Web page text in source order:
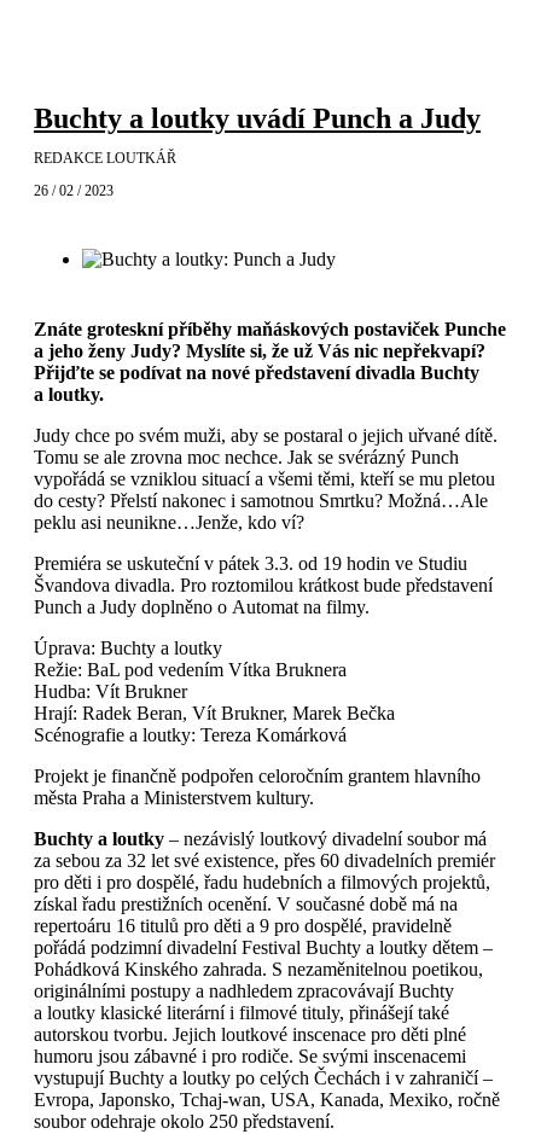
Buchty a loutky uvádí Punch a Judy
REDAKCE LOUTKÁŘ
26 / 02 / 2023
Znáte groteskní příběhy maňáskových postaviček Punche
a jeho ženy Judy? Myslíte si, že už Vás nic nepřekvapí?
Přijďte se podívat na nové představení divadla Buchty
a loutky.
Judy chce po svém muži, aby se postaral o jejich uřvané dítě.
Tomu se ale zrovna moc nechce. Jak se svérázný Punch
vypořádá se vzniklou situací a všemi těmi, kteří se mu pletou
do cesty? Přelstí nakonec i samotnou Smrtku? Možná…Ale
peklu asi neunikne…Jenže, kdo ví?
Premiéra se uskuteční v pátek 3.3. od 19 hodin ve Studiu
Švandova divadla. Pro roztomilou krátkost bude představení
Punch a Judy doplněno o Automat na filmy.
Úprava: Buchty a loutky
Režie: BaL pod vedením Vítka Bruknera
Hudba: Vít Brukner
Hrají: Radek Beran, Vít Brukner, Marek Bečka
Scénografie a loutky: Tereza Komárková
Projekt je finančně podpořen celoročním grantem hlavního
města Praha a Ministerstvem kultury.
Buchty a loutky– nezávislý loutkový divadelní soubor má
za sebou za 32 let své existence, přes 60 divadelních premiér
pro děti i pro dospělé, řadu hudebních a filmových projektů,
získal řadu prestižních ocenění. V současné době má na
repertoáru 16 titulů pro děti a 9 pro dospělé, pravidelně
pořádá podzimní divadelní Festival Buchty a loutky dětem –
Pohádková Kinského zahrada. S nezaměnitelnou poetikou,
originálními postupy a nadhledem zpracovávají Buchty
a loutky klasické literární i filmové tituly, přinášejí také
autorskou tvorbu. Jejich loutkové inscenace pro děti plné
humoru jsou zábavné i pro rodiče. Se svými inscenacemi
vystupují Buchty a loutky po celých Čechách i v zahraničí –
Evropa, Japonsko, Tchaj-wan, USA, Kanada, Mexiko, ročně
soubor odehraje okolo 250 představení.